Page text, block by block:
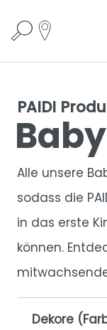
PAIDI
Alle unsere
sodass die
in das erste
können.
Dekore